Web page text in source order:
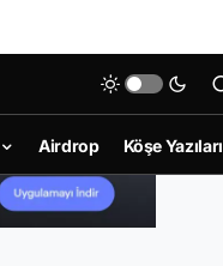
Airdrop Köşe Yazıları